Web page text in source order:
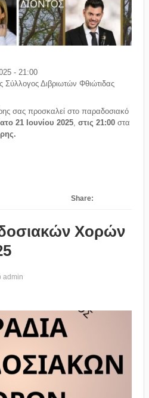
- 21:00
Σύλλογος Διβριωτών Φθιώτιδας
σας προσκαλεί στο παραδοσιακό
21 Ιουνίου 2025, στις 21:00στα
Share:
Γλέντι 21 Ιουνίου 2025
Χορών
admin